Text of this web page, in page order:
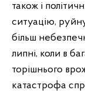
також і
ситуацію,
більш
липні, коли в
торішнього
катастрофа